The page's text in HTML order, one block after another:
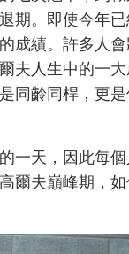
期。即使今年
成績。許多人
夫人生中的一
同齡同桿，更
一天，因此每
爾夫巔峰期，